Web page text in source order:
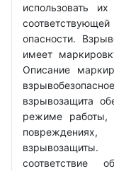
использовать
опасности.
имеет
Описание
взрывозащита
режиме работы,
соответствие